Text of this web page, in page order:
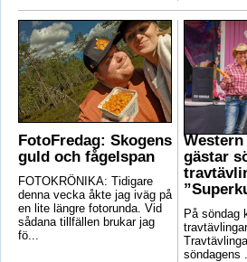
FotoFredag: Skogens
guld och fågelspan
FOTOKRÖNIKA: Tidigare
denna vecka åkte jag iväg på
en lite längre fotorunda. Vid
sådana tillfällen brukar jag
fö...
gästar
På söndag
söndagens